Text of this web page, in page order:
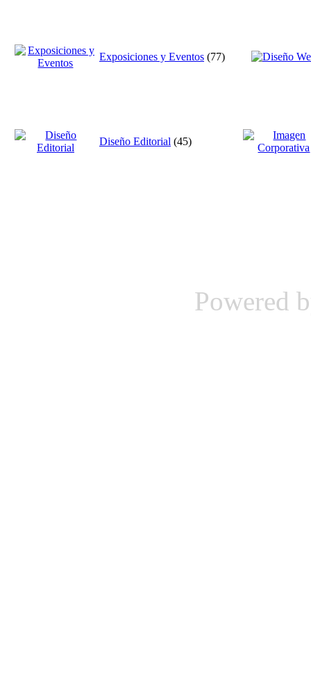
Exposiciones y Eventos (77)
Diseño Editorial (45)
Powered